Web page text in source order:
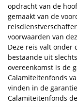
opdracht van de
gemaakt van de
voorwaarden van
Deze reis valt onder
bestaande uit
overeenkomst is de
Calamiteitenfonds
vinden in de
Calamiteitenfonds